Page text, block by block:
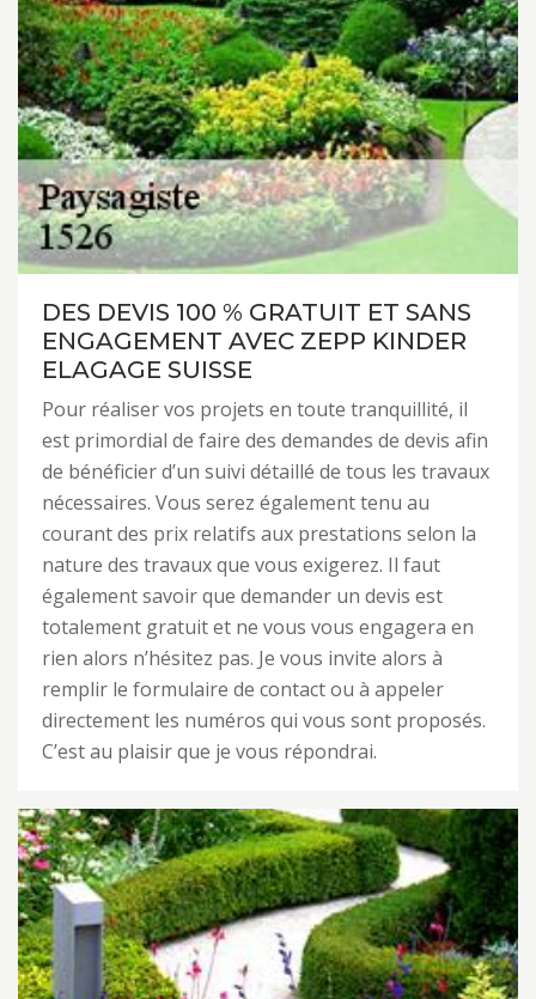
DES DEVIS 100 % GRATUIT ET SANS
ENGAGEMENT AVEC ZEPP KINDER
ELAGAGE SUISSE
Pour réaliser vos projets en toute tranquillité, il
est primordial de faire des demandes de devis afin
de bénéficier d’un suivi détaillé de tous les travaux
nécessaires. Vous serez également tenu au
courant des prix relatifs aux prestations selon la
nature des travaux que vous exigerez. Il faut
également savoir que demander un devis est
totalement gratuit et ne vous vous engagera en
rien alors n’hésitez pas. Je vous invite alors à
remplir le formulaire de contact ou à appeler
directement les numéros qui vous sont proposés.
C’est au plaisir que je vous répondrai.